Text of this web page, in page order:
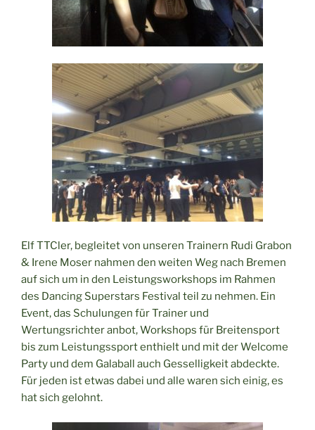
Elf TTCler, begleitet von unseren Trainern Rudi Grabon
& Irene Moser nahmen den weiten Weg nach Bremen
auf sich um in den Leistungsworkshops im Rahmen
des Dancing Superstars Festival teil zu nehmen. Ein
Event, das Schulungen für Trainer und
Wertungsrichter anbot, Workshops für Breitensport
bis zum Leistungssport enthielt und mit der Welcome
Party und dem Galaball auch Gesselligkeit abdeckte.
Für jeden ist etwas dabei und alle waren sich einig, es
hat sich gelohnt.